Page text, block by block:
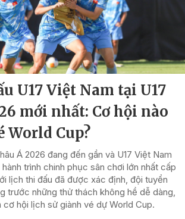
U17 Việt Nam tại U17
mới nhất: Cơ hội nào
World Cup?
Á 2026 đang đến gần và U17 Việt Nam
trình chinh phục sân chơi lớn nhất cấp
lịch thi đấu đã được xác định, đội tuyển
trước những thử thách không hề dễ dàng,
hội lịch sử giành vé dự World Cup.